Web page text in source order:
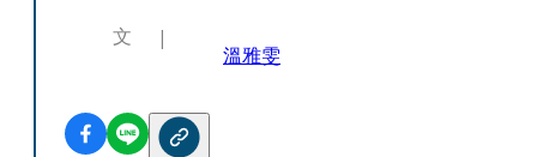
文
溫雅雯